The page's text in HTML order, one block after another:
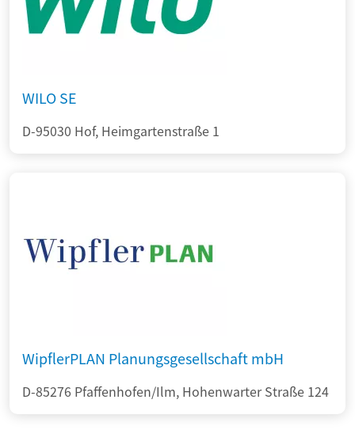
WILO SE
D-95030 Hof, Heimgartenstraße 1
WipflerPLAN Planungsgesellschaft mbH
D-85276 Pfaffenhofen/Ilm, Hohenwarter Straße 124